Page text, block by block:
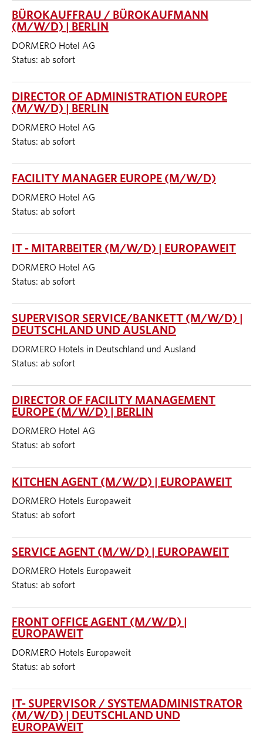
BÜROKAUFFRAU / BÜROKAUFMANN
(M/W/D) | BERLIN
DORMERO Hotel AG
Status: ab sofort
DIRECTOR OF ADMINISTRATION EUROPE
(M/W/D) | BERLIN
DORMERO Hotel AG
Status: ab sofort
FACILITY MANAGER EUROPE (M/W/D)
DORMERO Hotel AG
Status: ab sofort
IT - MITARBEITER (M/W/D) | EUROPAWEIT
DORMERO Hotel AG
Status: ab sofort
SUPERVISOR SERVICE/BANKETT (M/W/D) |
DEUTSCHLAND UND AUSLAND
DORMERO Hotels in Deutschland und Ausland
Status: ab sofort
DIRECTOR OF FACILITY MANAGEMENT
EUROPE (M/W/D) | BERLIN
DORMERO Hotel AG
Status: ab sofort
KITCHEN AGENT (M/W/D) | EUROPAWEIT
DORMERO Hotels Europaweit
Status: ab sofort
SERVICE AGENT (M/W/D) | EUROPAWEIT
DORMERO Hotels Europaweit
Status: ab sofort
FRONT OFFICE AGENT (M/W/D) |
EUROPAWEIT
DORMERO Hotels Europaweit
Status: ab sofort
IT- SUPERVISOR / SYSTEMADMINISTRATOR
(M/W/D) | DEUTSCHLAND UND
EUROPAWEIT